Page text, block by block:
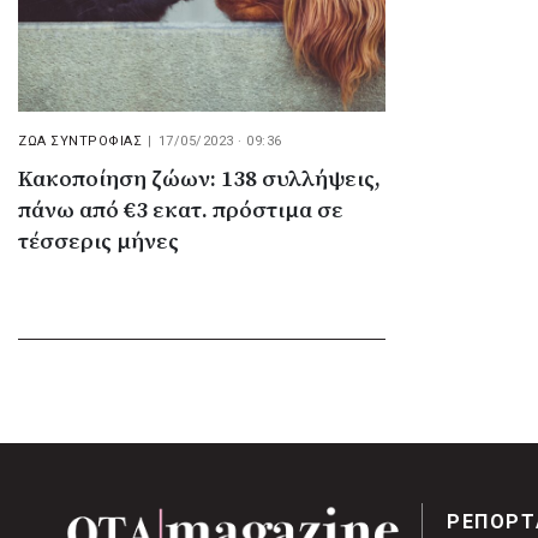
ΖΩΑ ΣΥΝΤΡΟΦΙΑΣ | 17/05/2023 · 09:36
Κακοποίηση ζώων: 138 συλλήψεις,
πάνω από €3 εκατ. πρόστιμα σε
τέσσερις μήνες